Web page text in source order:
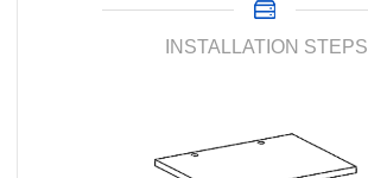
INSTALLATION STEPS